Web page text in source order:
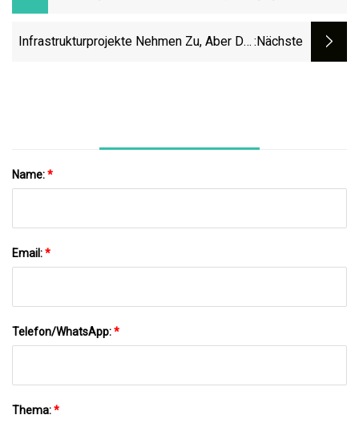
Infrastrukturprojekte Nehmen Zu, Aber Die :nächste
Name:*
Email:*
Telefon/WhatsApp:*
Thema:*